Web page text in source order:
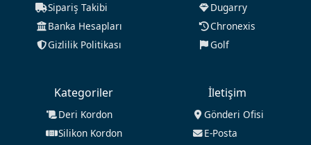
Sipariş Takibi
Banka Hesapları
Gizlilik Politikası
Dugarry
Chronexis
Golf
Kategoriler
Deri Kordon
Silikon Kordon
İletişim
Gönderi Ofisi
E-Posta